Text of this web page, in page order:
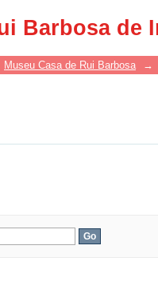
Barbosa de
Museu Casa de Rui Barbosa →